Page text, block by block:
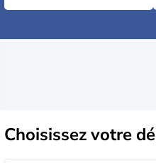
Choisissezvotre